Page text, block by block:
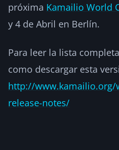
próxima Kamailio World
y 4 de Abril en Berlín.
Para leer la lista
como descargar esta
http://www.kamailio.org/
release-notes/